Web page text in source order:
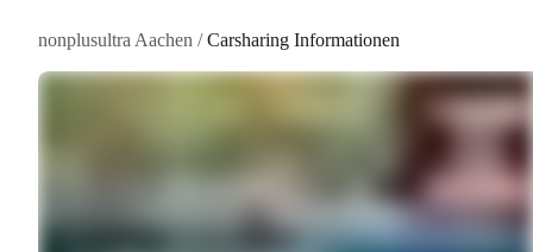
nonplusultra Aachen /Carsharing Informationen